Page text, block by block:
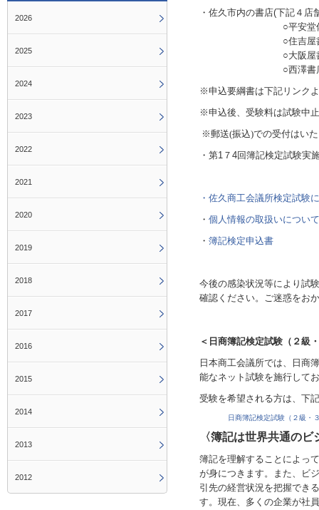
・佐久市内の書店(下記４店
○平安堂佐久イン
○住吉屋書店(佐
○大阪屋書店(佐
○西澤書店(佐
※申込要綱書は下記リンク
※申込後、受験料は試験中
※郵送(振込)での受付はい
・第1７4回簿記検定試験実
・ 佐久商工会議所検定試験
・ 個人情報の取扱いについて
・ 簿記検定申込書
今後の感染状況等により試
確認ください。ご迷惑をお
＜日商簿記検定試験（２級
日本商工会議所では、日商
能なネット試験を施行して
受験を希望される方は、下
日商簿記検定試験（２級・
〈簿記は世界共通の
簿記を理解することによっ
が身につきます。また、ビ
引先の経営状況を把握でき
す。現在、多くの企業が社
2026
2025
2024
2023
2022
2021
2020
2019
2018
2017
2016
2015
2014
2013
2012